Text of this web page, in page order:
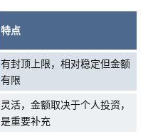
特点
有封顶上限，相对稳定但金额
有限
灵活，金额取决于个人投资，
是重要补充